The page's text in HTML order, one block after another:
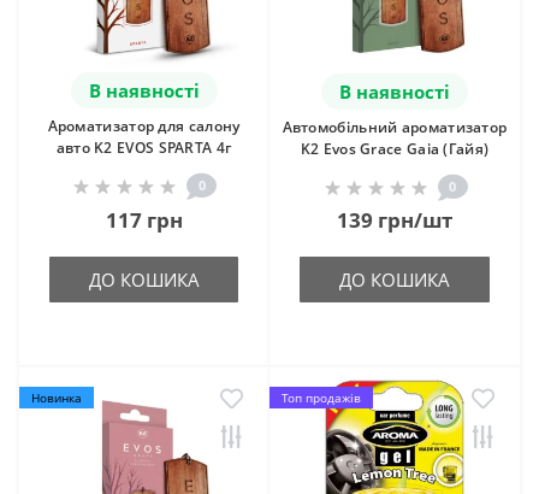
В наявності
Ароматизатор для салону
авто K2 EVOS SPARTA 4г
0
117 грн
ДО КОШИКА
В наявності
Автомобільний ароматизатор
K2 Evos Grace Gaia (Гайя)
0
139 грн/шт
ДО КОШИКА
Новинка Топ продажів